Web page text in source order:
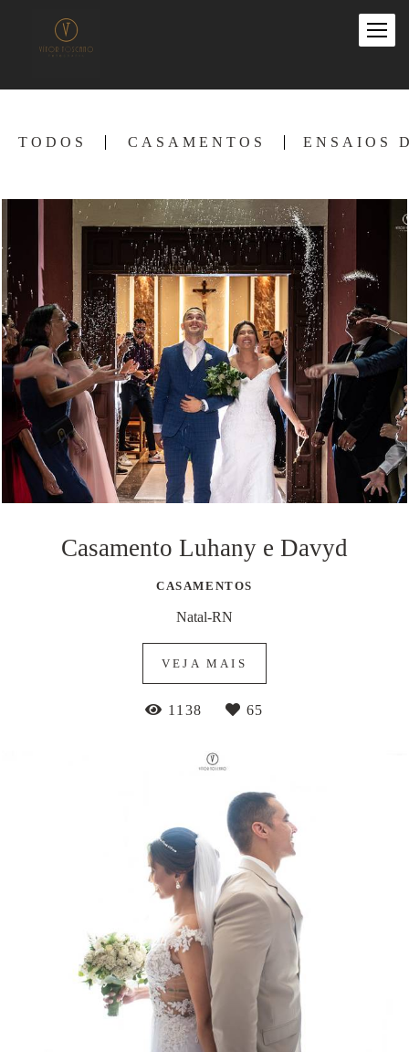
TODOS CASAMENTOS ENSAIOS
Casamento Luhany e Davyd
CASAMENTOS
Natal-RN
VEJA MAIS
1138 65